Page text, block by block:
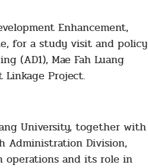
Enhancement,
for a study visit and policy
(AD1), Mae Fah Luang
Project.
University, together with
Administration Division,
operations and its role in